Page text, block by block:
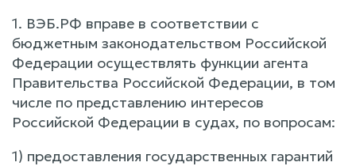
1. ВЭБ.РФ вправе в соответствии с
бюджетным законодательством Российской
Федерации осуществлять функции агента
Правительства Российской Федерации, в том
числе по представлению интересов
Российской Федерации в судах, по вопросам:
1) предоставления государственных гарантий